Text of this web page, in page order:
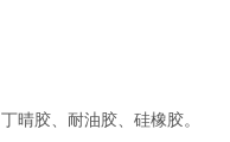
胶、耐油胶、硅橡胶。